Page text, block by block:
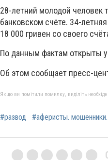
28-летний молодой человек
банковском счёте. 34-
18 000 гривен со своего
По данным фактам открыты
Об этом сообщает пресс-
Якщо ви помітили помилку, виділіть
#развод #аферисты. мошенники.